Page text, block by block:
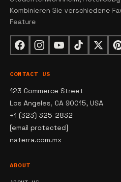
Kombinieren Sie verschiedene
Feature
CONTACT US
123 Commerce Street
Los Angeles, CA 90015, USA
+1 (323) 325-2832
[email protected]
naterra.com.mx
ABOUT